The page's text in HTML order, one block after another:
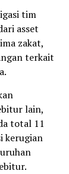
tim
asset
zakat,
terkait
lain,
total 11
kerugian